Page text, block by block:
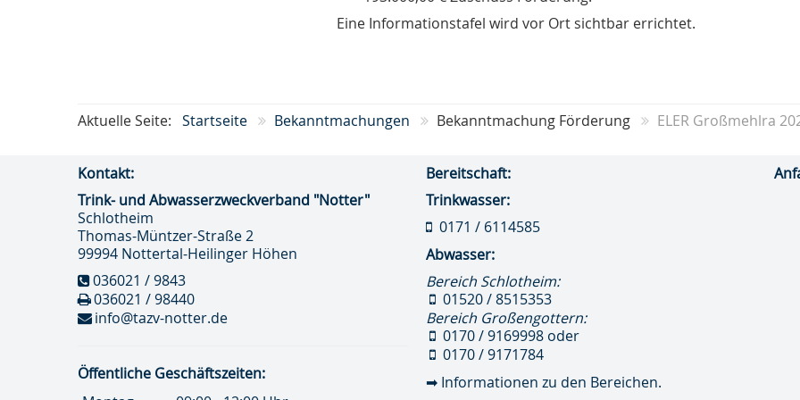
Eine Informationstafel wird vor Ort sichtbar errichtet.
Aktuelle Seite: Startseite Bekanntmachungen Bekanntmachung Förderung ELER Großmehlra
Kontakt:
Trink- und Abwasser­zweckverband "Notter"
Schlotheim
Thomas-Müntzer-Straße 2
99994 Nottertal-Heilinger Höhen
036021 / 9843
036021 / 98440
info@tazv-notter.de
Öffentliche Geschäftszeiten:
Bereitschaft:
Trinkwasser:
0171 / 6114585
Abwasser:
Bereich Schlotheim:
01520 / 8515353
Bereich Großengottern:
0170 / 9169998 oder
0170 / 9171784
➡ Informationen zu den Bereichen.